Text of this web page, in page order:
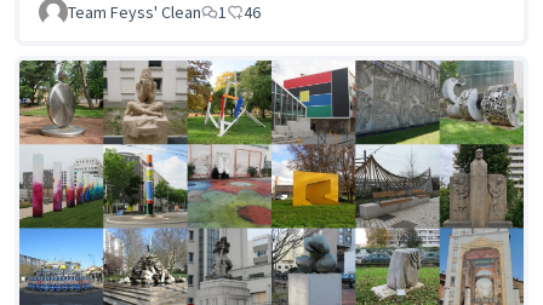
Team Feyss' Clean 1 46